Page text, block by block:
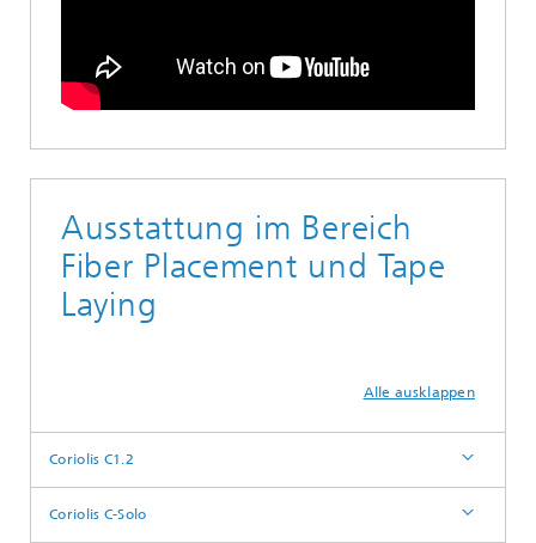
Ausstattung im Bereich
Fiber Placement und Tape
Laying
Alle ausklappen
Coriolis C1.2
Coriolis C-Solo